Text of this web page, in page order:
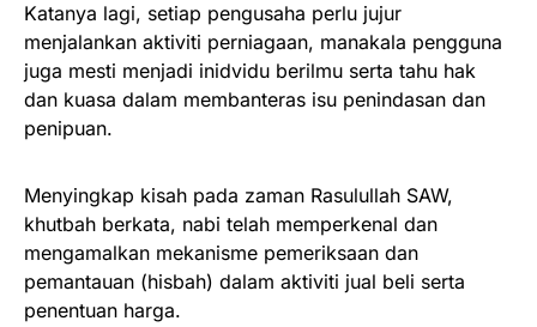
Katanya lagi, setiap pengusaha perlu jujur
menjalankan aktiviti perniagaan, manakala pengguna
juga mesti menjadi inidvidu berilmu serta tahu hak
dan kuasa dalam membanteras isu penindasan dan
penipuan.
Menyingkap kisah pada zaman Rasulullah SAW,
khutbah berkata, nabi telah memperkenal dan
mengamalkan mekanisme pemeriksaan dan
pemantauan (hisbah) dalam aktiviti jual beli serta
penentuan harga.